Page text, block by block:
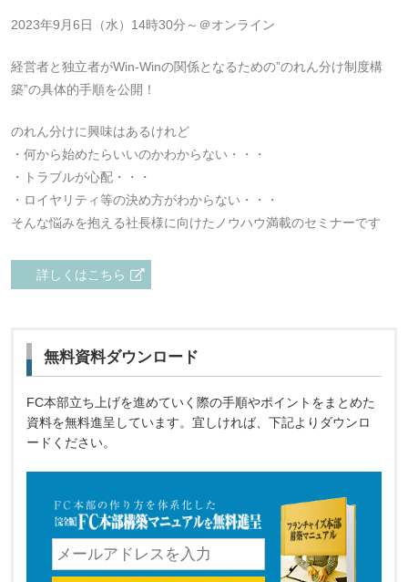
2023年9月6日（水）14時30分～＠オンライン
経営者と独立者がWin-Winの関係となるための”のれん分け制度構
築”の具体的手順を公開！
のれん分けに興味はあるけれど
・何から始めたらいいのかわからない・・・
・トラブルが心配・・・
・ロイヤリティ等の決め方がわからない・・・
そんな悩みを抱える社長様に向けたノウハウ満載のセミナーです
詳しくはこちら
無料資料ダウンロード
FC本部立ち上げを進めていく際の手順やポイントをまとめた
資料を無料進呈しています。宜しければ、下記よりダウンロ
ードください。